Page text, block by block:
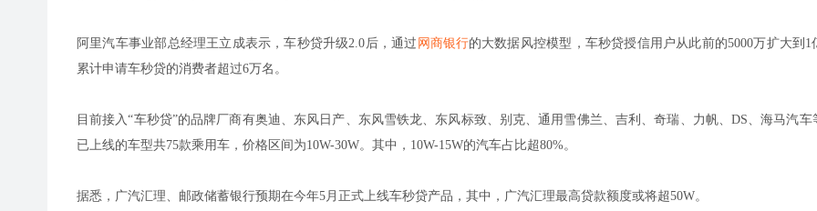
阿里汽车事业部总经理王立成表示，车秒贷升级2.0后，通过网商银行的大数据风控模型，车秒贷授信用户从此前的5000万扩大到1
累计申请车秒贷的消费者超过6万名。
目前接入“车秒贷”的品牌厂商有奥迪、东风日产、东风雪铁龙、东风标致、别克、通用雪佛兰、吉利、奇瑞、力帆、DS、海马汽车
已上线的车型共75款乘用车，价格区间为10W-30W。其中，10W-15W的汽车占比超80%。
据悉，广汽汇理、邮政储蓄银行预期在今年5月正式上线车秒贷产品，其中，广汽汇理最高贷款额度或将超50W。